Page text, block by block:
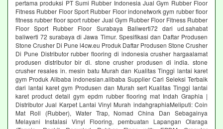
pertama produksi PT Sumi Rubber Indonesia Jual Gym Rubber Floor
Fitness Rubber Floor Sport Rubber Floor indonetwork gym rubber floor
fitness rubber floor sport rubber Jual Gym Rubber Floor Fitness Rubber
Floor Sport Rubber Floor Surabaya Baliwerti72 dari ud.sahabat
baliwerti 72 surabaya di Jawa Timur. Spesifikasi dan Daftar Produsen
Stone Crusher Di Pune l4cw.eu Produk Daftar Produsen Stone Crusher
Di Pune Distributor rubber flooring di indonesia crusher hargaalamat
produsen distributor bir di. stone crusher produsen di india. stone
crusher resales in. mesin batu Murah dan Kualitas Tinggi lantai karet
gym Produk Alibaba indonesian.alibaba Supplier Cari Seleksi Terbaik
dari lantai karet gym Produsen dan Murah sert Kualitas Tinggi lantai
karet product detail gym epdm rubber flooring mat Indah Graphia |
Distributor Jual Karpet Lantai Vinyl Murah indahgraphiaMeliputi: Coin
Mat Roll (Rubber), Water Trap, Nomad China Dan Sebagainya
Melayani Instalasi Vinyl Flooring, pembuatan Lapangan Olaraga